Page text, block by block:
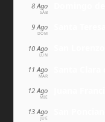
8 Ago
SÁB
9 Ago
DOM
10 Ago
LUN
11 Ago
MAR
12 Ago
MIÉ
13 Ago
JUE